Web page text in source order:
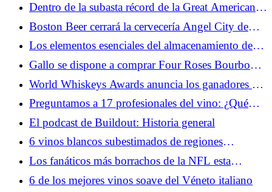
Dentro de la subasta récord de la Great American
Whiskey Collection
Boston Beer cerrará la cervecería Angel City de
Los Ángeles en abril
Los elementos esenciales del almacenamiento de
whisky.
Gallo se dispone a comprar Four Roses Bourbon
por hasta 775 millones de dólares
World Whiskeys Awards anuncia los ganadores del
resto del mundo para 2026
Preguntamos a 17 profesionales del vino: ¿Qué
regiones vinícolas europeas ofrecen la mejor
relación calidad-precio?
El podcast de Buildout: Historia general
6 vinos blancos subestimados de regiones
históricamente centradas en el tinto
Los fanáticos más borrachos de la NFL esta
temporada, clasificados (2026)
6 de los mejores vinos soave del Véneto italiano